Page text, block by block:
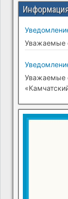
Уважаемые
Уважаемые